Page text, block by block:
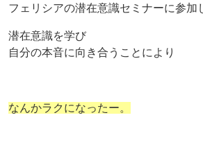
フェリシアの潜在意識セミナーに参加
潜在意識を学び
自分の本音に向き合うことにより
なんかラクになったー。